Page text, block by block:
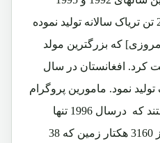
افغانستان از 2200 تن تا 2400 تن تریاک سالانه تولید نموده
که بزرگترین مولد
کرد. افغانستان در سال
تن تریاک تولید نمود. مامورین پروگرام
کنترول مواد مخدر امریکا گفتند که درسال 1996 تنها
ولایت قندهار 120 تن تریاک از 3160 هکتار زمین که 38